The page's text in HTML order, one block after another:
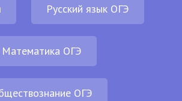
Русский язык ОГЭ
Математика ОГЭ
ОГЭ